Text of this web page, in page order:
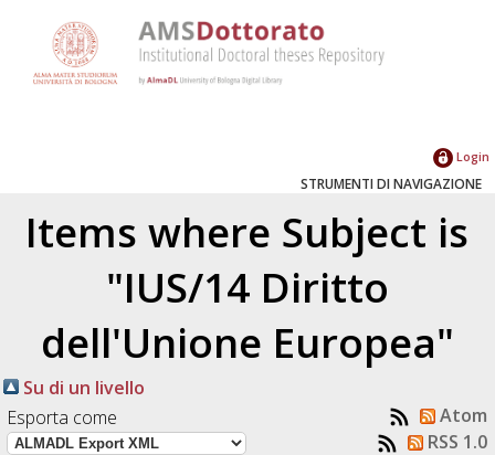
Login
STRUMENTI DI NAVIGAZIONE
Items where Subject is
"IUS/14 Diritto
dell'Unione Europea"
Su di un livello
Esporta come
Atom
RSS 1.0